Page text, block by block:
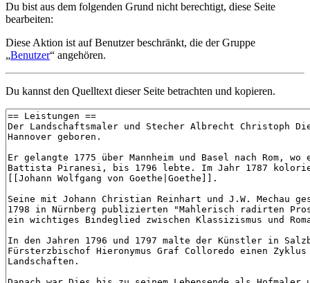
Du bist aus dem folgenden Grund nicht berechtigt, diese Seite
bearbeiten:
Diese Aktion ist auf Benutzer beschränkt, die der Gruppe
„Benutzer“ angehören.
Du kannst den Quelltext dieser Seite betrachten und kopieren.